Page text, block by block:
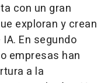
con un gran
exploran y crean
En segundo
empresas han
a la